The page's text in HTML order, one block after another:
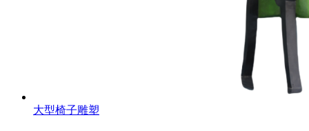
大型椅子雕塑